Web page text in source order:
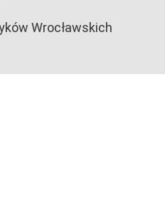
Wrocławskich